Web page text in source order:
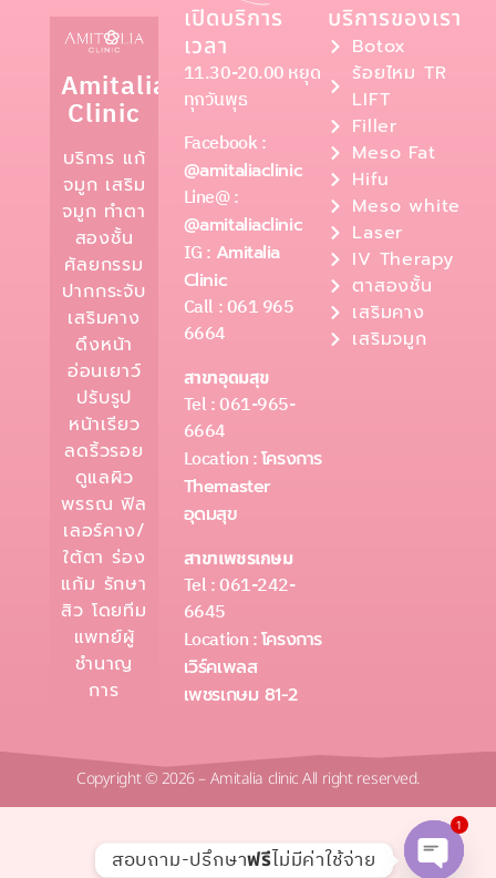
Amitalia
Clinic
บริการ แก้
จมูก เสริม
จมูก ทำตา
สองชั้น
ศัลยกรรม
ปากกระจับ
เสริมคาง
ดึงหน้า
อ่อนเยาว์
ปรับรูป
หน้าเรียว
ลดริ้วรอย
ดูแลผิว
พรรณ ฟิล
เลอร์คาง/
ใต้ตา ร่อง
แก้ม รักษา
สิว โดยทีม
แพทย์ผู้
ชำนาญ
การ
เปิดบริการ
เวลา
11.30-20.00 หยุด
ทุกวันพุธ
Facebook :
@amitaliaclinic
Line@ :
@amitaliaclinic
IG : Amitalia
Clinic
Call : 061 965
6664
สาขาอุดมสุข
Tel : 061-965-
6664
Location :โครงการ
Themaster
อุดมสุข
สาขาเพชรเกษม
Tel : 061-242-
6645
Location :โครงการ
เวิร์คเพลส
เพชรเกษม 81-2
บริการของเรา
Botox
ร้อยไหม TR
LIFT
Filler
Meso Fat
Hifu
Meso white
Laser
IV Therapy
ตาสองชั้น
เสริมคาง
เสริมจมูก
Copyright © 2026 – Amitalia clinic All right reserved.
สอบถาม-ปรึกษาฟรีไม่มีค่าใช้จ่าย
1